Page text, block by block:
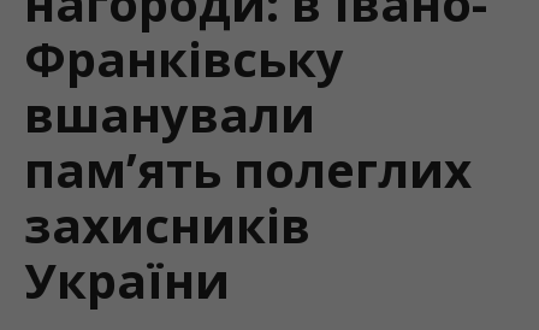
Франківську
вшанували
пам’ять полеглих
захисників
України